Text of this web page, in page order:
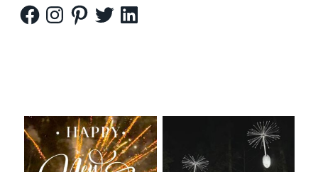
FacebookInstagramPinterestTwitterLinkedIn